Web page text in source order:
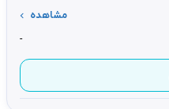
مشاهده
-